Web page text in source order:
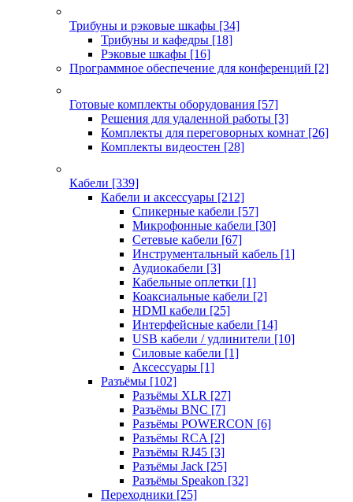
Трибуны и рэковые шкафы [34]
Трибуны и кафедры [18]
Рэковые шкафы [16]
Программное обеспечение для конференций [2]
Готовые комплекты оборудования [57]
Решения для удаленной работы [3]
Комплекты для переговорных комнат [26]
Комплекты видеостен [28]
Кабели [339]
Кабели и аксессуары [212]
Спикерные кабели [57]
Микрофонные кабели [30]
Сетевые кабели [67]
Инструментальный кабель [1]
Аудиокабели [3]
Кабельные оплетки [1]
Коаксиальные кабели [2]
HDMI кабели [25]
Интерфейсные кабели [14]
USB кабели / удлинители [10]
Силовые кабели [1]
Аксессуары [1]
Разъёмы [102]
Разъёмы XLR [27]
Разъёмы BNC [7]
Разъёмы POWERCON [6]
Разъёмы RCA [2]
Разъёмы RJ45 [3]
Разъёмы Jack [25]
Разъёмы Speakon [32]
Переходники [25]